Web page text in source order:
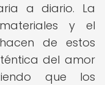
a diario. La
y el
de estos
del amor
que los